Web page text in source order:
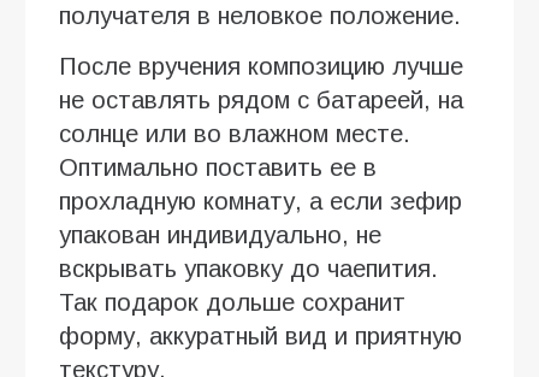
получателя в неловкое положение.
После вручения композицию лучше
не оставлять рядом с батареей, на
солнце или во влажном месте.
Оптимально поставить ее в
прохладную комнату, а если зефир
упакован индивидуально, не
вскрывать упаковку до чаепития.
Так подарок дольше сохранит
форму, аккуратный вид и приятную
текстуру.